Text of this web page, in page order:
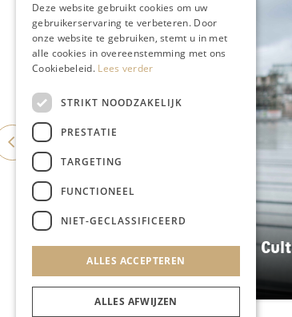
KUNST & CULTUUR
Wereldse beelden tijdens
Nova
Deze website gebruikt cookies om uw
gebruikerservaring te verbeteren. Door
onze website te gebruiken, stemt u in met
alle cookies in overeenstemming met ons
Cookiebeleid. Lees verder
STRIKT NOODZAKELIJK
PRESTATIE
TARGETING
FUNCTIONEEL
NIET-GECLASSIFICEERD
ALLES ACCEPTEREN
ALLES AFWIJZEN